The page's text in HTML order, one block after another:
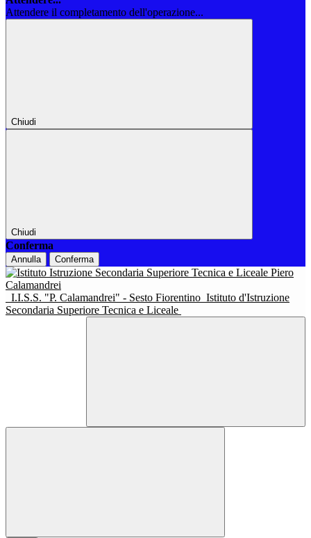
Attendere il completamento dell'operazione...
Chiudi
Chiudi
Conferma
Annulla Conferma
I.I.S.S. "P. Calamandrei" - Sesto Fiorentino Istituto d'Istruzione
Secondaria Superiore Tecnica e Liceale